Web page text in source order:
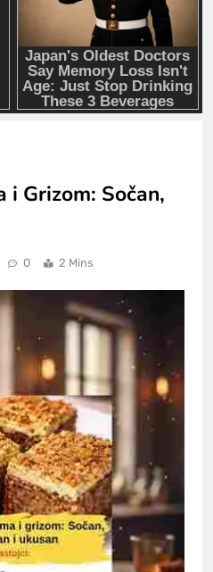
i Grizom: Sočan,
0 2 Mins